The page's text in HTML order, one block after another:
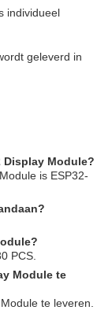
individueel
geleverd in
Display Module?
is ESP32-
PCS.
Module te
te leveren.